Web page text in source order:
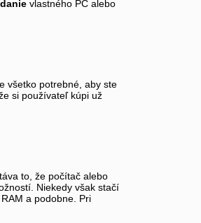
vlastného PC alebo
všetko potrebné, aby ste
si používateľ kúpi už
to, že počítač alebo
Niekedy však stačí
a podobne. Pri